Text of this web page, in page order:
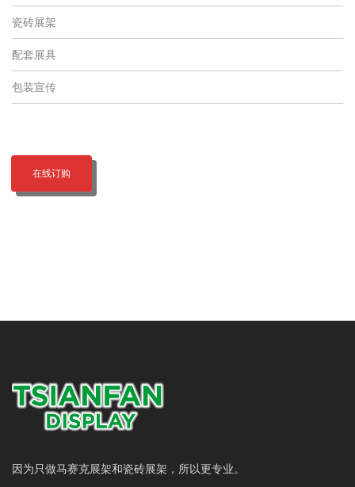
瓷砖展架
配套展具
包装宣传
在线订购
因为只做马赛克展架和瓷砖展架，所以更专业。